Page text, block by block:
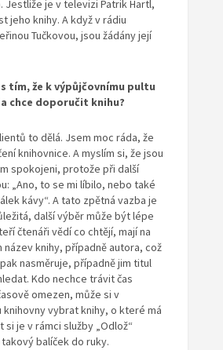
Jestliže je v televizi Patrik Hartl,
jeho knihy. A když v rádiu
Tučkovou, jsou žádány její
tím, že k výpůjčovnímu pultu
chce doporučit knihu?
to dělá. Jsem moc ráda, že
knihovnice. A myslím si, že jsou
spokojeni, protože při další
„Ano, to se mi líbilo, nebo také
kávy“. A tato zpětná vazba je
další výběr může být lépe
čtenáři vědí co chtějí, mají na
název knihy, případně autora, což
nasměruje, případně jim titul
Kdo nechce trávit čas
omezen, může si v
knihovny vybrat knihy, o které má
si je v rámci služby „Odlož“
balíček do ruky.